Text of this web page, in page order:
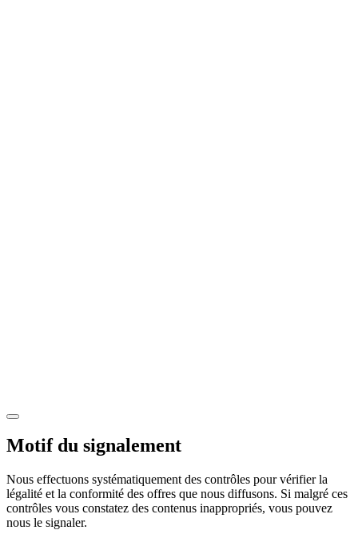
Motif du signalement
Nous effectuons systématiquement des contrôles pour vérifier la
légalité et la conformité des offres que nous diffusons. Si malgré ces
contrôles vous constatez des contenus inappropriés, vous pouvez
nous le signaler.